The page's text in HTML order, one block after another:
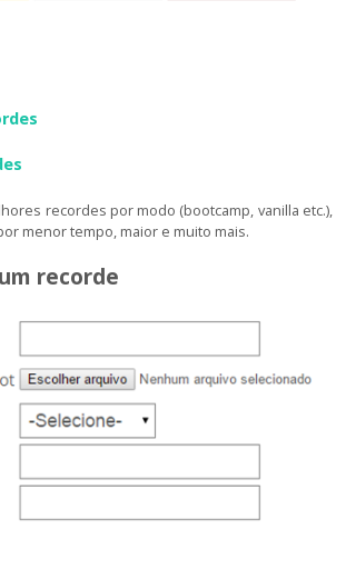
recordes por modo (bootcamp, vanilla etc.),
menor tempo, maior e muito mais.
recorde